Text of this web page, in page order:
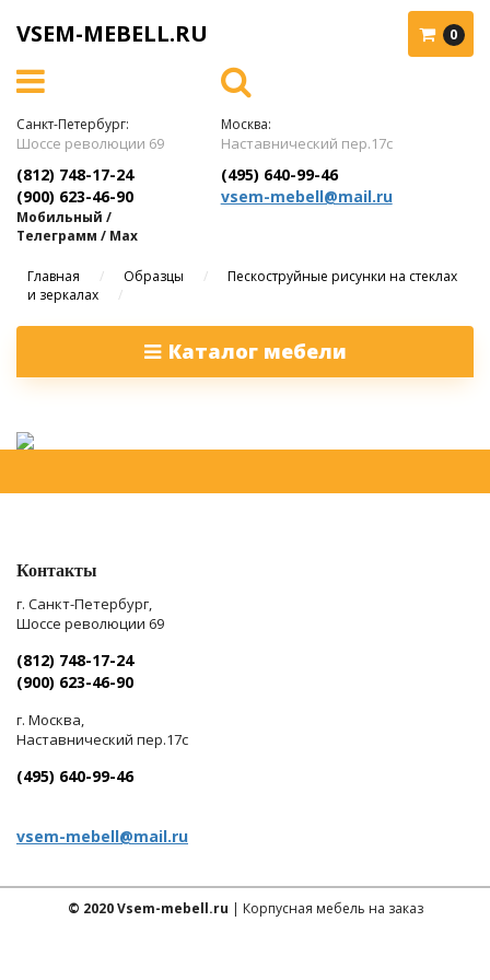
0
VSEM-MEBELL.RU
Санкт-Петербург:
Шоссе революции 69
(812) 748-17-24
(900) 623-46-90
Мобильный /
Телеграмм / Max
Москва:
Наставнический пер.17с
(495) 640-99-46
vsem-mebell@mail.ru
Главная / Образцы /
Пескоструйные рисунки на стеклах
и зеркалах
/
Каталог мебели
Контакты
г. Санкт-Петербург,
Шоссе революции 69
(812) 748-17-24
(900) 623-46-90
г. Москва,
Наставнический пер.17с
(495) 640-99-46
vsem-mebell@mail.ru
© 2020 Vsem-mebell.ru | Корпусная мебель на заказ